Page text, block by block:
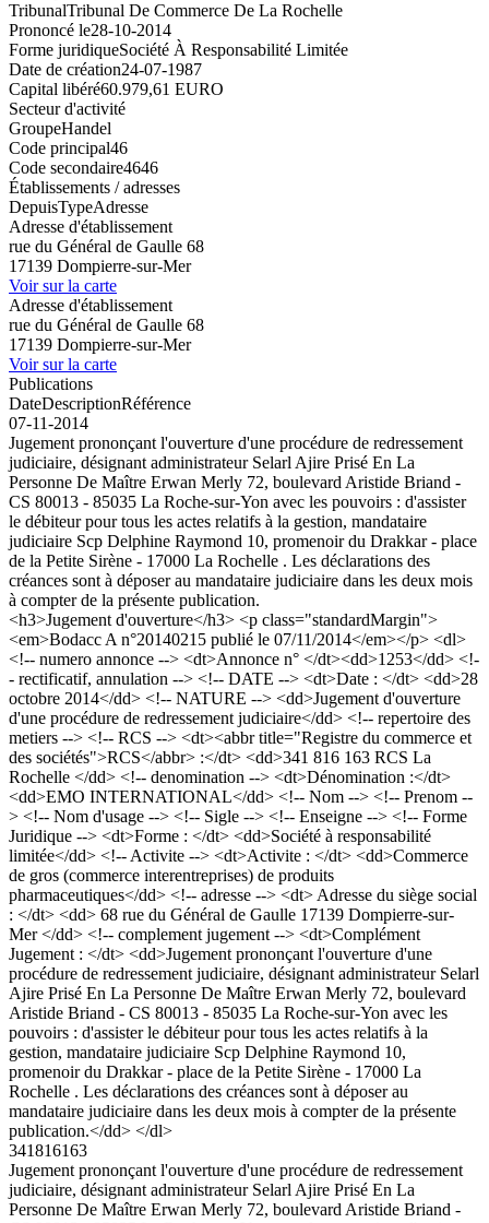
TribunalTribunal De Commerce De La Rochelle
Prononcé le28-10-2014
Forme juridiqueSociété À Responsabilité Limitée
Date de création24-07-1987
Capital libéré60.979,61 EURO
Secteur d'activité
GroupeHandel
Code principal46
Code secondaire4646
Établissements / adresses
DepuisTypeAdresse
Adresse d'établissement
rue du Général de Gaulle 68
17139 Dompierre-sur-Mer
Voir sur la carte
Adresse d'établissement
rue du Général de Gaulle 68
17139 Dompierre-sur-Mer
Voir sur la carte
Publications
DateDescriptionRéférence
07-11-2014
Jugement prononçant l'ouverture d'une procédure de redressement
judiciaire, désignant administrateur Selarl Ajire Prisé En La
Personne De Maître Erwan Merly 72, boulevard Aristide Briand -
CS 80013 - 85035 La Roche-sur-Yon avec les pouvoirs : d'assister
le débiteur pour tous les actes relatifs à la gestion, mandataire
judiciaire Scp Delphine Raymond 10, promenoir du Drakkar - place
de la Petite Sirène - 17000 La Rochelle . Les déclarations des
créances sont à déposer au mandataire judiciaire dans les deux mois
à compter de la présente publication.
<h3>Jugement d'ouverture</h3> <p class="standardMargin">
<em>Bodacc A n°20140215 publié le 07/11/2014</em></p> <dl>
<!-- numero annonce --> <dt>Annonce n° </dt><dd>1253</dd> <!-
- rectificatif, annulation --> <!-- DATE --> <dt>Date : </dt> <dd>28
octobre 2014</dd> <!-- NATURE --> <dd>Jugement d'ouverture
d'une procédure de redressement judiciaire</dd> <!-- repertoire des
metiers --> <!-- RCS --> <dt><abbr title="Registre du commerce et
des sociétés">RCS</abbr> :</dt> <dd>341 816 163 RCS La
Rochelle </dd> <!-- denomination --> <dt>Dénomination :</dt>
<dd>EMO INTERNATIONAL</dd> <!-- Nom --> <!-- Prenom --
> <!-- Nom d'usage --> <!-- Sigle --> <!-- Enseigne --> <!-- Forme
Juridique --> <dt>Forme : </dt> <dd>Société à responsabilité
limitée</dd> <!-- Activite --> <dt>Activite : </dt> <dd>Commerce
de gros (commerce interentreprises) de produits
pharmaceutiques</dd> <!-- adresse --> <dt> Adresse du siège social
: </dt> <dd> 68 rue du Général de Gaulle 17139 Dompierre-sur-
Mer </dd> <!-- complement jugement --> <dt>Complément
Jugement : </dt> <dd>Jugement prononçant l'ouverture d'une
procédure de redressement judiciaire, désignant administrateur Selarl
Ajire Prisé En La Personne De Maître Erwan Merly 72, boulevard
Aristide Briand - CS 80013 - 85035 La Roche-sur-Yon avec les
pouvoirs : d'assister le débiteur pour tous les actes relatifs à la
gestion, mandataire judiciaire Scp Delphine Raymond 10,
promenoir du Drakkar - place de la Petite Sirène - 17000 La
Rochelle . Les déclarations des créances sont à déposer au
mandataire judiciaire dans les deux mois à compter de la présente
publication.</dd> </dl>
341816163
Jugement prononçant l'ouverture d'une procédure de redressement
judiciaire, désignant administrateur Selarl Ajire Prisé En La
Personne De Maître Erwan Merly 72, boulevard Aristide Briand -